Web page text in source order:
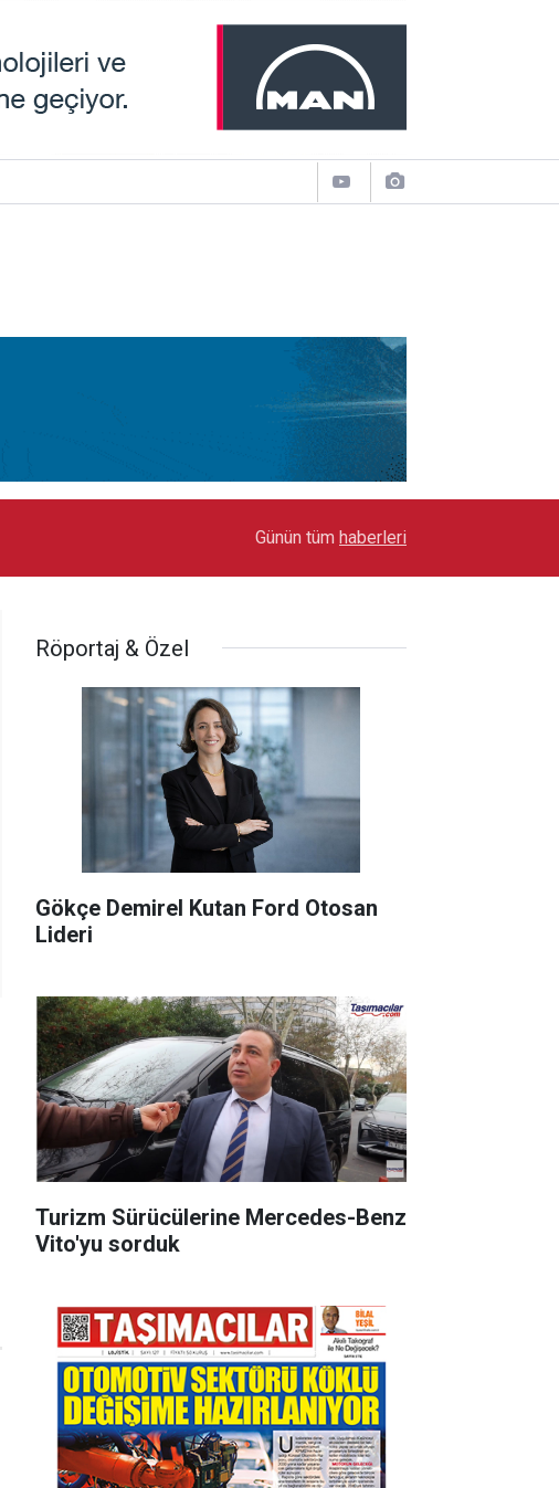
Toyota Otomotiv Sanayi Türkiye Üretime Ara
Günün tüm haberleri
Röportaj & Özel
Gökçe Demirel Kutan Ford Otosan
Lideri
Turizm Sürücülerine Mercedes-Benz
Vito'yu sorduk